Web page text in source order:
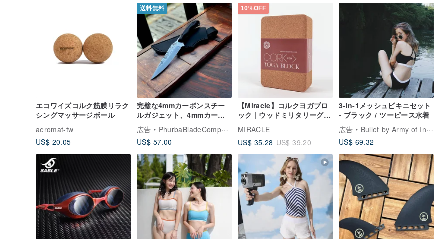
エコワイズコルク筋膜リラク
シングマッサージボール
aeromat-tw
US$ 20.05
送料無料
完璧な4mmカーボンスチー
ルガジェット、4mmカーボ
ンスチール製のタクティカル
ナイフ
広告
PhurbaBladeCompany
US$ 57.00
10%OFF
【Miracle】コルクヨガブロ
ック | ウッドミリタリーグレ
イ
MIRACLE
US$ 35.28 US$ 39.20
3-in-1メッシュビキニセット
- ブラック / ツーピース水着
広告
Bullet by Army of Interns
US$ 69.32